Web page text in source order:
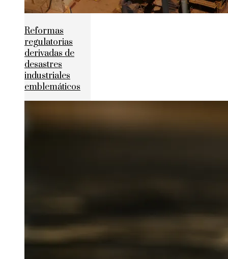
Reformas
regulatorias
derivadas de
desastres
industriales
emblemáticos